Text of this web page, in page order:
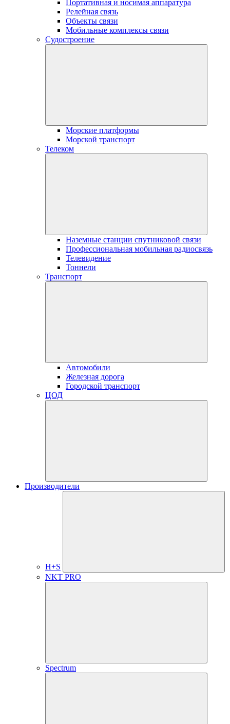
Портативная и носимая аппаратура
Релейная связь
Объекты связи
Мобильные комплексы связи
Судостроение
Морские платформы
Морской транспорт
Телеком
Наземные станции спутниковой связи
Профессиональная мобильная радиосвязь
Телевидение
Тоннели
Транспорт
Автомобили
Железная дорога
Городской транспорт
ЦОД
Производители
H+S
NKT PRO
Spectrum